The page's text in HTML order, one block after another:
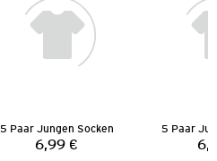
5 Paar Jungen Socken
Preis:
6,99 €
5 Paar